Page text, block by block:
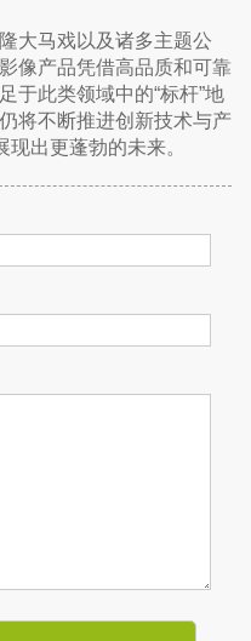
大马戏以及诸多主题公
像产品凭借高品质和可靠
于此类领域中的“标杆”地
将不断推进创新技术与产
现出更蓬勃的未来。